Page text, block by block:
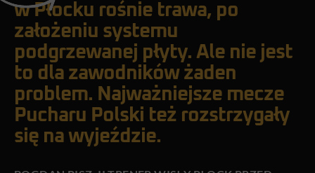
w Płocku rośnie trawa, po
założeniu systemu
podgrzewanej płyty. Ale nie jest
to dla zawodników żaden
problem. Najważniejsze mecze
Pucharu Polski też rozstrzygały
się na wyjeździe.